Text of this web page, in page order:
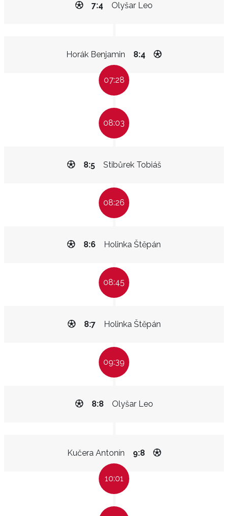
Olyšar Leo
7:4
Horák Benjamin 8:4
07:28
08:03
Stibůrek Tobiáš
8:5
08:26
Holinka Štěpán
8:6
08:45
Holinka Štěpán
8:7
09:39
Olyšar Leo
8:8
Kučera Antonín 9:8
10:01